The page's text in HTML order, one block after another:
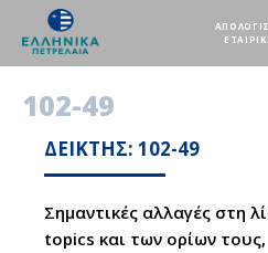
102-49
ΔΕΙΚΤΗΣ: 102-49
Σημαντικές αλλαγές στη
topics και των ορίων τους,